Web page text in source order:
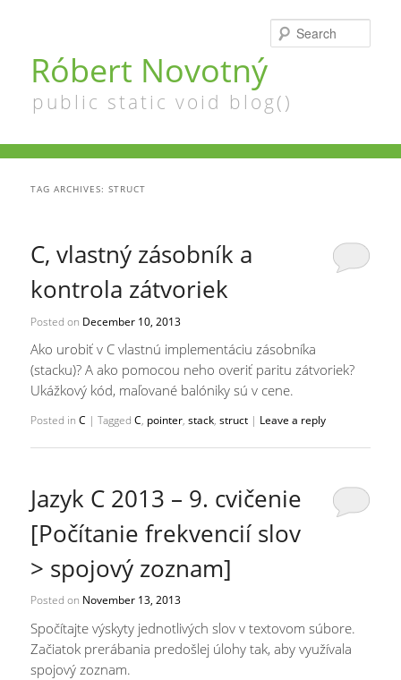
Róbert Novotný
public static void blog()
TAG ARCHIVES:STRUCT
C, vlastný zásobník a
kontrola zátvoriek
Posted on December 10, 2013
Ako urobiť v C vlastnú implementáciu zásobníka
(stacku)? A ako pomocou neho overiť paritu zátvoriek?
Ukážkový kód, maľované balóniky sú v cene.
Posted in C |Tagged C, pointer,stack,struct | Leave a reply
Jazyk C 2013 – 9. cvičenie
[Počítanie frekvencií slov
> spojový zoznam]
Posted on November 13, 2013
Spočítajte výskyty jednotlivých slov v textovom súbore.
Začiatok prerábania predošlej úlohy tak, aby využívala
spojový zoznam.